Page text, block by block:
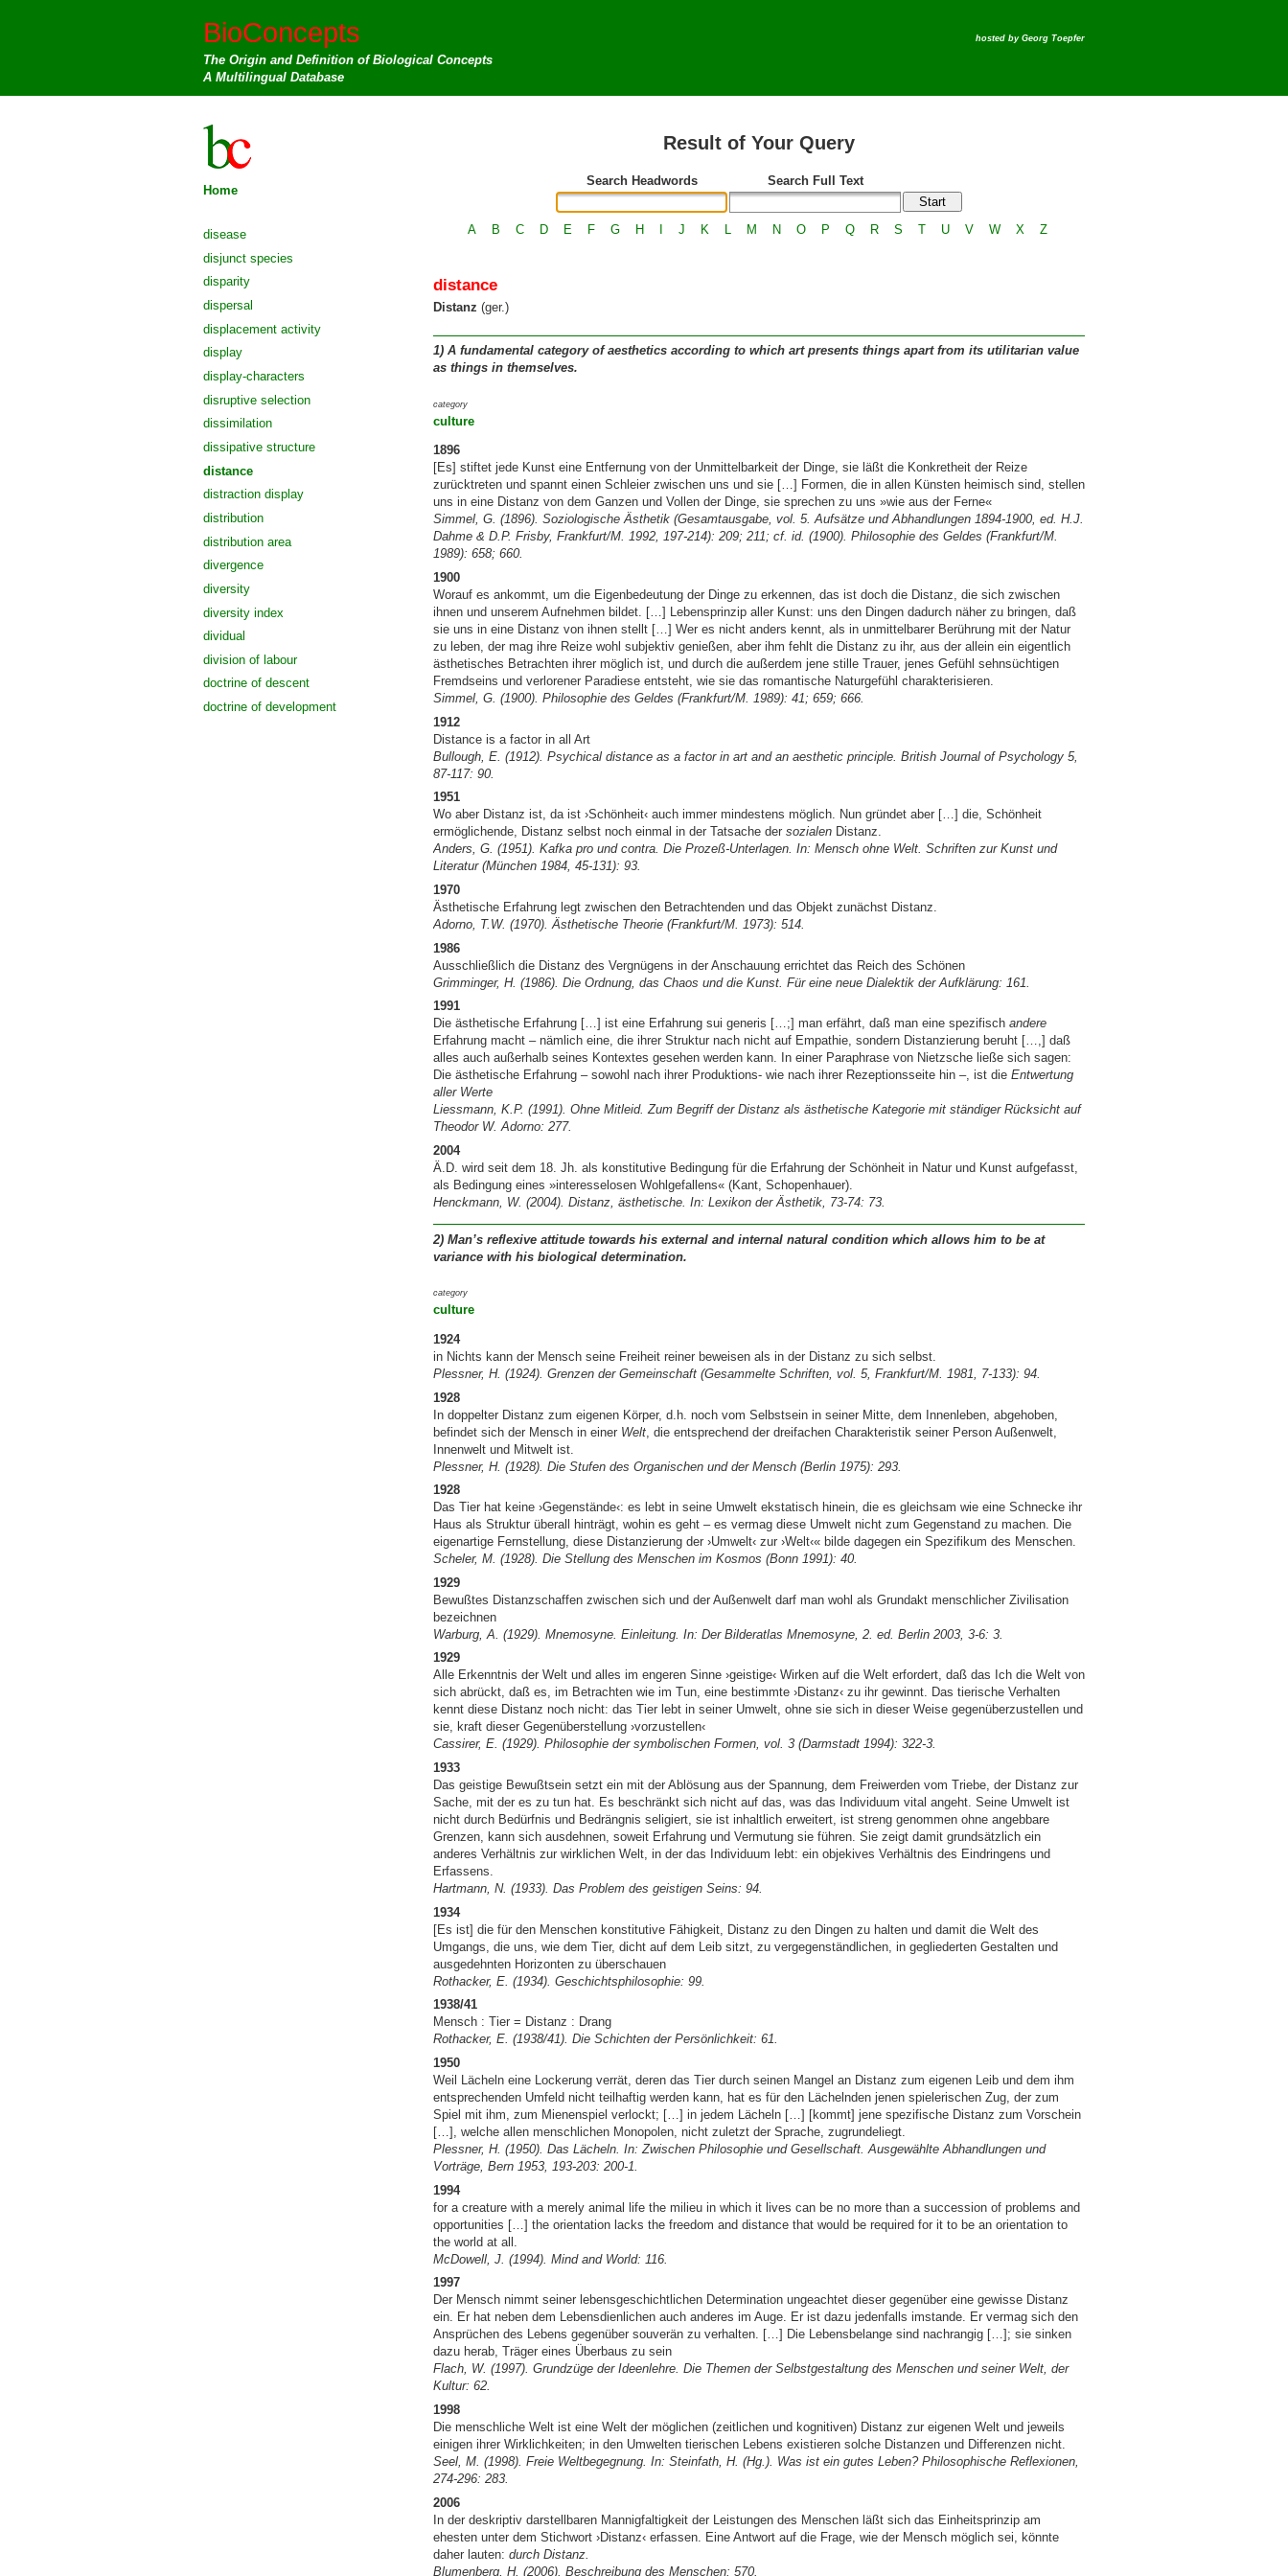
BioConcepts
The Origin and Definition of Biological Concepts
A Multilingual Database
hosted by Georg Toepfer
Home
disease
disjunct species
disparity
dispersal
displacement activity
display
display-characters
disruptive selection
dissimilation
dissipative structure
distance
distraction display
distribution
distribution area
divergence
diversity
diversity index
dividual
division of labour
doctrine of descent
doctrine of development
Result of Your Query
Search Headwords Search Full Text
A B C D E F G H I J K L M N O P Q R S T U V W X Z
distance
Distanz (ger.)
1) A fundamental category of aesthetics according to which art presents things apart from its utilitarian value
as things in themselves.
category
culture
1896
[Es] stiftet jede Kunst eine Entfernung von der Unmittelbarkeit der Dinge, sie läßt die Konkretheit der Reize
zurücktreten und spannt einen Schleier zwischen uns und sie […] Formen, die in allen Künsten heimisch sind, stellen
uns in eine Distanz von dem Ganzen und Vollen der Dinge, sie sprechen zu uns »wie aus der Ferne«
Simmel, G. (1896). Soziologische Ästhetik (Gesamtausgabe, vol. 5. Aufsätze und Abhandlungen 1894-1900, ed. H.J.
Dahme & D.P. Frisby, Frankfurt/M. 1992, 197-214): 209; 211; cf. id. (1900). Philosophie des Geldes (Frankfurt/M.
1989): 658; 660.
1900
Worauf es ankommt, um die Eigenbedeutung der Dinge zu erkennen, das ist doch die Distanz, die sich zwischen
ihnen und unserem Aufnehmen bildet. […] Lebensprinzip aller Kunst: uns den Dingen dadurch näher zu bringen, daß
sie uns in eine Distanz von ihnen stellt […] Wer es nicht anders kennt, als in unmittelbarer Berührung mit der Natur
zu leben, der mag ihre Reize wohl subjektiv genießen, aber ihm fehlt die Distanz zu ihr, aus der allein ein eigentlich
ästhetisches Betrachten ihrer möglich ist, und durch die außerdem jene stille Trauer, jenes Gefühl sehnsüchtigen
Fremdseins und verlorener Paradiese entsteht, wie sie das romantische Naturgefühl charakterisieren.
Simmel, G. (1900). Philosophie des Geldes (Frankfurt/M. 1989): 41; 659; 666.
1912
Distance is a factor in all Art
Bullough, E. (1912). Psychical distance as a factor in art and an aesthetic principle. British Journal of Psychology 5,
87-117: 90.
1951
Wo aber Distanz ist, da ist ›Schönheit‹ auch immer mindestens möglich. Nun gründet aber […] die, Schönheit
ermöglichende, Distanz selbst noch einmal in der Tatsache der sozialen Distanz.
Anders, G. (1951). Kafka pro und contra. Die Prozeß-Unterlagen. In: Mensch ohne Welt. Schriften zur Kunst und
Literatur (München 1984, 45-131): 93.
1970
Ästhetische Erfahrung legt zwischen den Betrachtenden und das Objekt zunächst Distanz.
Adorno, T.W. (1970). Ästhetische Theorie (Frankfurt/M. 1973): 514.
1986
Ausschließlich die Distanz des Vergnügens in der Anschauung errichtet das Reich des Schönen
Grimminger, H. (1986). Die Ordnung, das Chaos und die Kunst. Für eine neue Dialektik der Aufklärung: 161.
1991
Die ästhetische Erfahrung […] ist eine Erfahrung sui generis […;] man erfährt, daß man eine spezifisch andere
Erfahrung macht – nämlich eine, die ihrer Struktur nach nicht auf Empathie, sondern Distanzierung beruht […,] daß
alles auch außerhalb seines Kontextes gesehen werden kann. In einer Paraphrase von Nietzsche ließe sich sagen:
Die ästhetische Erfahrung – sowohl nach ihrer Produktions- wie nach ihrer Rezeptionsseite hin –, ist die Entwertung
aller Werte
Liessmann, K.P. (1991). Ohne Mitleid. Zum Begriff der Distanz als ästhetische Kategorie mit ständiger Rücksicht auf
Theodor W. Adorno: 277.
2004
Ä.D. wird seit dem 18. Jh. als konstitutive Bedingung für die Erfahrung der Schönheit in Natur und Kunst aufgefasst,
als Bedingung eines »interesselosen Wohlgefallens« (Kant, Schopenhauer).
Henckmann, W. (2004). Distanz, ästhetische. In: Lexikon der Ästhetik, 73-74: 73.
2) Man’s reflexive attitude towards his external and internal natural condition which allows him to be at
variance with his biological determination.
category
culture
1924
in Nichts kann der Mensch seine Freiheit reiner beweisen als in der Distanz zu sich selbst.
Plessner, H. (1924). Grenzen der Gemeinschaft (Gesammelte Schriften, vol. 5, Frankfurt/M. 1981, 7-133): 94.
1928
In doppelter Distanz zum eigenen Körper, d.h. noch vom Selbstsein in seiner Mitte, dem Innenleben, abgehoben,
befindet sich der Mensch in einer Welt , die entsprechend der dreifachen Charakteristik seiner Person Außenwelt,
Innenwelt und Mitwelt ist.
Plessner, H. (1928). Die Stufen des Organischen und der Mensch (Berlin 1975): 293.
1928
Das Tier hat keine ›Gegenstände‹: es lebt in seine Umwelt ekstatisch hinein, die es gleichsam wie eine Schnecke ihr
Haus als Struktur überall hinträgt, wohin es geht – es vermag diese Umwelt nicht zum Gegenstand zu machen. Die
eigenartige Fernstellung, diese Distanzierung der ›Umwelt‹ zur ›Welt‹« bilde dagegen ein Spezifikum des Menschen.
Scheler, M. (1928). Die Stellung des Menschen im Kosmos (Bonn 1991): 40.
1929
Bewußtes Distanzschaffen zwischen sich und der Außenwelt darf man wohl als Grundakt menschlicher Zivilisation
bezeichnen
Warburg, A. (1929). Mnemosyne. Einleitung. In: Der Bilderatlas Mnemosyne, 2. ed. Berlin 2003, 3-6: 3.
1929
Alle Erkenntnis der Welt und alles im engeren Sinne ›geistige‹ Wirken auf die Welt erfordert, daß das Ich die Welt von
sich abrückt, daß es, im Betrachten wie im Tun, eine bestimmte ›Distanz‹ zu ihr gewinnt. Das tierische Verhalten
kennt diese Distanz noch nicht: das Tier lebt in seiner Umwelt, ohne sie sich in dieser Weise gegenüberzustellen und
sie, kraft dieser Gegenüberstellung ›vorzustellen‹
Cassirer, E. (1929). Philosophie der symbolischen Formen, vol. 3 (Darmstadt 1994): 322-3.
1933
Das geistige Bewußtsein setzt ein mit der Ablösung aus der Spannung, dem Freiwerden vom Triebe, der Distanz zur
Sache, mit der es zu tun hat. Es beschränkt sich nicht auf das, was das Individuum vital angeht. Seine Umwelt ist
nicht durch Bedürfnis und Bedrängnis seligiert, sie ist inhaltlich erweitert, ist streng genommen ohne angebbare
Grenzen, kann sich ausdehnen, soweit Erfahrung und Vermutung sie führen. Sie zeigt damit grundsätzlich ein
anderes Verhältnis zur wirklichen Welt, in der das Individuum lebt: ein objekives Verhältnis des Eindringens und
Erfassens.
Hartmann, N. (1933). Das Problem des geistigen Seins: 94.
1934
[Es ist] die für den Menschen konstitutive Fähigkeit, Distanz zu den Dingen zu halten und damit die Welt des
Umgangs, die uns, wie dem Tier, dicht auf dem Leib sitzt, zu vergegenständlichen, in gegliederten Gestalten und
ausgedehnten Horizonten zu überschauen
Rothacker, E. (1934). Geschichtsphilosophie: 99.
1938/41
Mensch : Tier = Distanz : Drang
Rothacker, E. (1938/41). Die Schichten der Persönlichkeit: 61.
1950
Weil Lächeln eine Lockerung verrät, deren das Tier durch seinen Mangel an Distanz zum eigenen Leib und dem ihm
entsprechenden Umfeld nicht teilhaftig werden kann, hat es für den Lächelnden jenen spielerischen Zug, der zum
Spiel mit ihm, zum Mienenspiel verlockt; […] in jedem Lächeln […] [kommt] jene spezifische Distanz zum Vorschein
[…], welche allen menschlichen Monopolen, nicht zuletzt der Sprache, zugrundeliegt.
Plessner, H. (1950). Das Lächeln. In: Zwischen Philosophie und Gesellschaft. Ausgewählte Abhandlungen und
Vorträge, Bern 1953, 193-203: 200-1.
1994
for a creature with a merely animal life the milieu in which it lives can be no more than a succession of problems and
opportunities […] the orientation lacks the freedom and distance that would be required for it to be an orientation to
the world at all.
McDowell, J. (1994). Mind and World: 116.
1997
Der Mensch nimmt seiner lebensgeschichtlichen Determination ungeachtet dieser gegenüber eine gewisse Distanz
ein. Er hat neben dem Lebensdienlichen auch anderes im Auge. Er ist dazu jedenfalls imstande. Er vermag sich den
Ansprüchen des Lebens gegenüber souverän zu verhalten. […] Die Lebensbelange sind nachrangig […]; sie sinken
dazu herab, Träger eines Überbaus zu sein
Flach, W. (1997). Grundzüge der Ideenlehre. Die Themen der Selbstgestaltung des Menschen und seiner Welt, der
Kultur: 62.
1998
Die menschliche Welt ist eine Welt der möglichen (zeitlichen und kognitiven) Distanz zur eigenen Welt und jeweils
einigen ihrer Wirklichkeiten; in den Umwelten tierischen Lebens existieren solche Distanzen und Differenzen nicht.
Seel, M. (1998). Freie Weltbegegnung. In: Steinfath, H. (Hg.). Was ist ein gutes Leben? Philosophische Reflexionen,
274-296: 283.
2006
In der deskriptiv darstellbaren Mannigfaltigkeit der Leistungen des Menschen läßt sich das Einheitsprinzip am
ehesten unter dem Stichwort ›Distanz‹ erfassen. Eine Antwort auf die Frage, wie der Mensch möglich sei, könnte
daher lauten: durch Distanz.
Blumenberg, H. (2006). Beschreibung des Menschen: 570.